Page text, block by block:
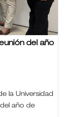
del año
la Universidad
año de